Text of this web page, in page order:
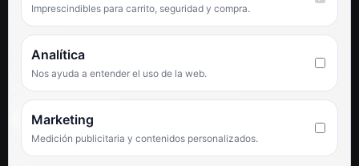
Facebook
TikTok
PUNTUACIÓN DE 4,6 SOBRE 5 EN GOOGLE
★★★★★
Imprescindibles para carrito, seguridad y compra.
Analítica
Nos ayuda a entender el uso de la web.
Marketing
Medición publicitaria y contenidos personalizados.